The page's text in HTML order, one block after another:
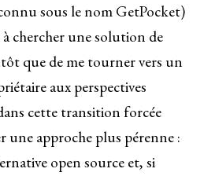
sous le nom GetPocket)
à chercher une solution de
que de me tourner vers un
aux perspectives
cette transition forcée
une approche plus pérenne :
open source et, si